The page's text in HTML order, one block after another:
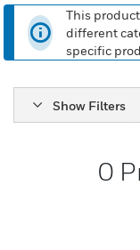
This
different
specific
Show Filters
0